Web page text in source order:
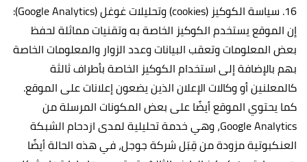
16. سياسة الكوكيز (cookies) وتحليلات غوغل (Google Analytics):
إن الموقع يستخدم الكوكيز الخاصة به وتقنيات مماثلة لحفظ
بعض المعلومات وتعقب البيانات وعدد الزوار والمعلومات الخاصة
بهم بالإضافة إلى استخدام الكوكيز الخاصة بأطراف ثالثة
كالمعلنين أو وكالات الإعلان الذين يضعون إعلانات على الموقع.
كما يحتوي الموقع أيضًا على بعض المكونات المرسلة من
Google Analytics، وهي خدمة تحليلية لمدى ازدحام الشبكة
العنكبوتية مزودة من قِبَل شركة جوجل، في هذه الحالة أيضًا